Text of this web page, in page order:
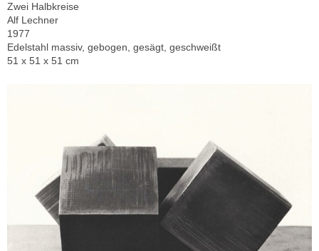
Zwei Halbkreise
Alf Lechner
1977
Edelstahl massiv, gebogen, gesägt, geschweißt
51 x 51 x 51 cm